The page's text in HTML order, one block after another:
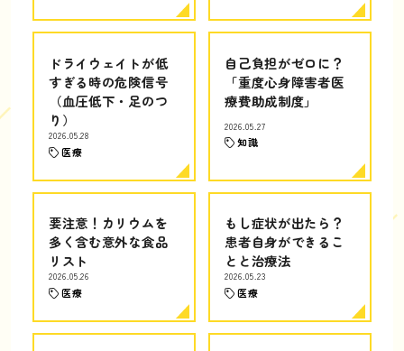
ドライウェイトが低
すぎる時の危険信号
（血圧低下・足のつ
り）
2026.05.28
医療
自己負担がゼロに？
「重度心身障害者医
療費助成制度」
2026.05.27
知識
要注意！カリウムを
多く含む意外な食品
リスト
2026.05.26
医療
もし症状が出たら？
患者自身ができるこ
とと治療法
2026.05.23
医療